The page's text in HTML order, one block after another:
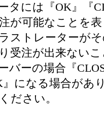
タには『OK』『
が可能なことを
ストレーターが
受注が出来ない
バーの場合『
』になる場合があ
ださい。